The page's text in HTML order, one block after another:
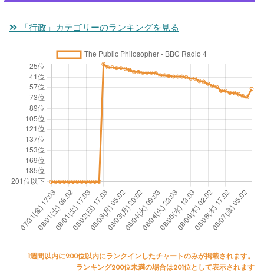
「行政」カテゴリーのランキングを見る
1週間以内に200位以内にランクインしたチャートのみが掲載されます。
ランキング200位未満の場合は201位として表示されます